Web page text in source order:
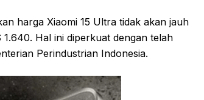
harga Xiaomi 15 Ultra tidak akan jauh
Hal ini diperkuat dengan telah
Perindustrian Indonesia.